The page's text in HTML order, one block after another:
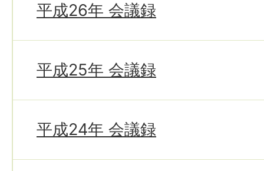
平成26年 会議録
平成25年 会議録
平成24年 会議録